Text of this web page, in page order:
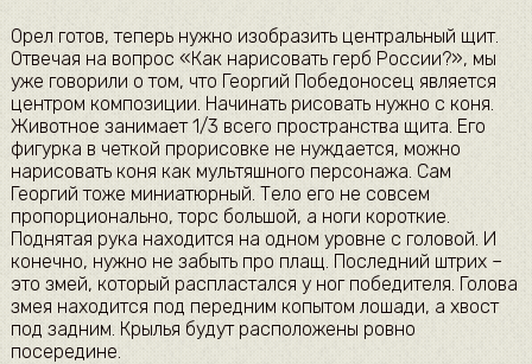
Орел готов, теперь нужно изобразить центральный щит.
Отвечая на вопрос «Как нарисовать герб России?», мы
уже говорили о том, что Георгий Победоносец является
центром композиции. Начинать рисовать нужно с коня.
Животное занимает 1/3 всего пространства щита. Его
фигурка в четкой прорисовке не нуждается, можно
нарисовать коня как мультяшного персонажа. Сам
Георгий тоже миниатюрный. Тело его не совсем
пропорционально, торс большой, а ноги короткие.
Поднятая рука находится на одном уровне с головой. И
конечно, нужно не забыть про плащ. Последний штрих –
это змей, который распластался у ног победителя. Голова
змея находится под передним копытом лошади, а хвост
под задним. Крылья будут расположены ровно
посередине.